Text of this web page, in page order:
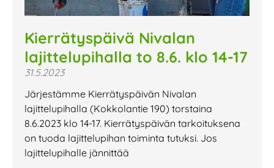
Kierrätyspäivä Nivalan
lajittelupihalla to 8.6. klo 14-17
31.5.2023
Järjestämme Kierrätyspäivän Nivalan
lajittelupihalla (Kokkolantie 190) torstaina
8.6.2023 klo 14-17. Kierrätyspäivän tarkoituksena
on tuoda lajittelupihan toiminta tutuksi. Jos
lajittelupihalle jännittää